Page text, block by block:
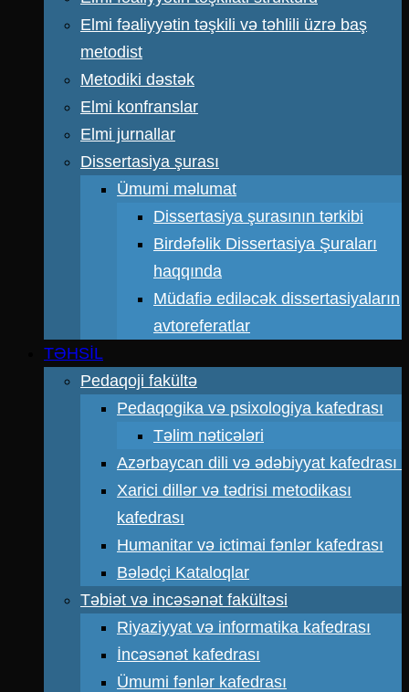
Elmi fəaliyyətin təşkili və təhlili üzrə baş
metodist
Metodiki dəstək
Elmi konfranslar
Elmi jurnallar
Dissertasiya şurası
Ümumi məlumat
Dissertasiya şurasının tərkibi
Birdəfəlik Dissertasiya Şuraları
haqqında
Müdafiə ediləcək dissertasiyaların
avtoreferatlar
TƏHSİL
Pedaqoji fakültə
Pedaqogika və psixologiya kafedrası
Təlim nəticələri
Azərbaycan dili və ədəbiyyat kafedrası
Xarici dillər və tədrisi metodikası
kafedrası
Humanitar və ictimai fənlər kafedrası
Bələdçi Kataloqlar
Təbiət və incəsənət fakültəsi
Riyaziyyat və informatika kafedrası
İncəsənət kafedrası
Ümumi fənlər kafedrası